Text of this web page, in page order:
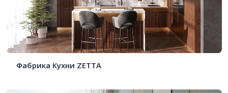
Фабрика Кухни ZETTA